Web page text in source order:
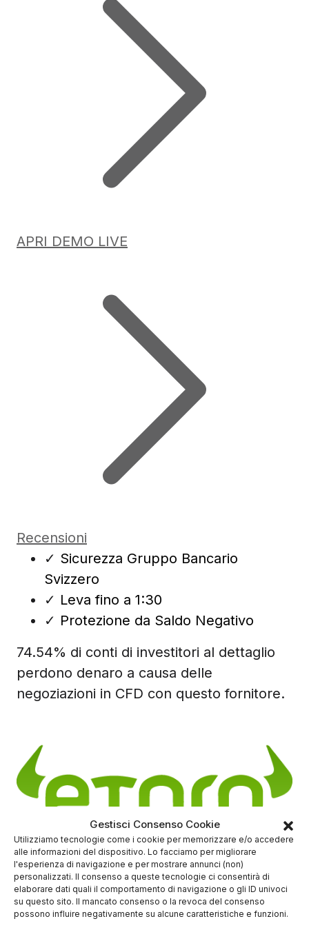
Gestisci Consenso Cookie
Utilizziamo tecnologie come i cookie per memorizzare e/o accedere
alle informazioni del dispositivo. Lo facciamo per migliorare
l'esperienza di navigazione e per mostrare annunci (non)
personalizzati. Il consenso a queste tecnologie ci consentirà di
elaborare dati quali il comportamento di navigazione o gli ID univoci
su questo sito. Il mancato consenso o la revoca del consenso
possono influire negativamente su alcune caratteristiche e funzioni.
APRI DEMO LIVE
Recensioni
✓ Sicurezza Gruppo Bancario
Svizzero
✓ Leva fino a 1:30
✓ Protezione da Saldo Negativo
74.54% di conti di investitori al dettaglio
perdono denaro a causa delle
negoziazioni in CFD con questo fornitore.
(5/5)
✓ Trading online ETF - CRYPTO - CFD
Deposito minimo 50$
✔️ Broker regolamentato